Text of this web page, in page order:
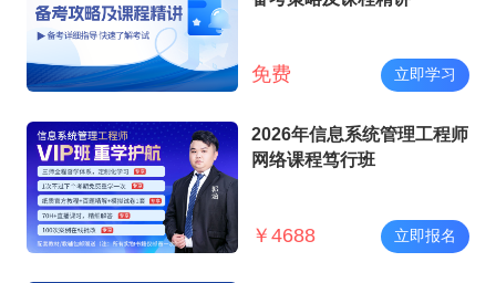
免费 立即学习
2026年信息系统管理工程师
网络课程笃行班
￥ 4688 立即报名